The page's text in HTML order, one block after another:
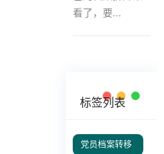
看了，要...
标签列表
党员档案转移